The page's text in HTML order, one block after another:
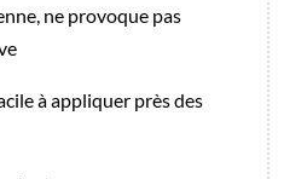
ne provoque pas
à appliquer près des